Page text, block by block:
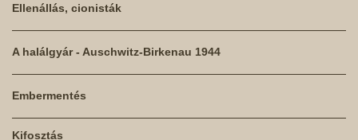
Ellenállás, cionisták
A halálgyár - Auschwitz-Birkenau 1944
Embermentés
Kifosztás